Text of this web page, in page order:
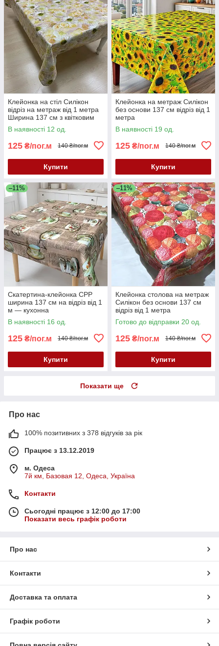
Клейонка на стіл Силікон
відріз на метраж від 1 метра
Ширина 137 см з квітковим
принтом
В наявності 12 од.
125 ₴/пог.м 140 ₴/пог.м
Купити
Клейонка на метраж Силікон
без основи 137 см відріз від 1
метра
В наявності 19 од.
125 ₴/пог.м 140 ₴/пог.м
Купити
–11%
Скатертина-клейонка CPP
ширина 137 см на відріз від 1
м — кухонна
В наявності 16 од.
125 ₴/пог.м 140 ₴/пог.м
Купити
–11%
Клейонка столова на метраж
Силікон без основи 137 см
відріз від 1 метра
Готово до відправки 20 од.
125 ₴/пог.м 140 ₴/пог.м
Купити
Показати ще
Про нас
100% позитивних з 378 відгуків за рік
Працює з 13.12.2019
м. Одеса
7й км, Базовая 12, Одеса, Україна
Контакти
Сьогодні працює з 12:00 до 17:00
Показати весь графік роботи
Про нас
Контакти
Доставка та оплата
Графік роботи